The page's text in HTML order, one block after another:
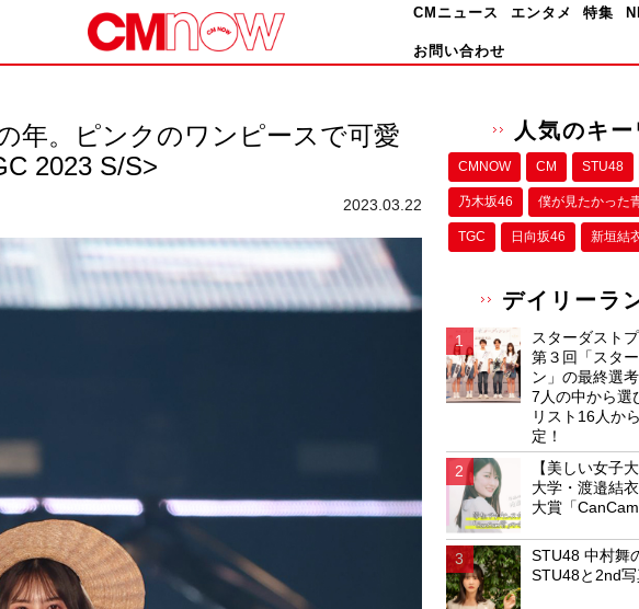
CMニュース エンタメ 特集
お問い合わせ
年。ピンクのワンピースで可愛
2023 S/S>
2023.03.22
人気のキ
CMNOW CM STU48
乃木坂46 僕が⾒たかった
TGC 日向坂46 新垣結
デイリーラ
スターダスト
第３回「スタ
ン」の最終選
7人の中から選
リスト16人か
定！
【美しい女子
大学・渡邉結
大賞「
STU48 中村舞
STU48と2nd写